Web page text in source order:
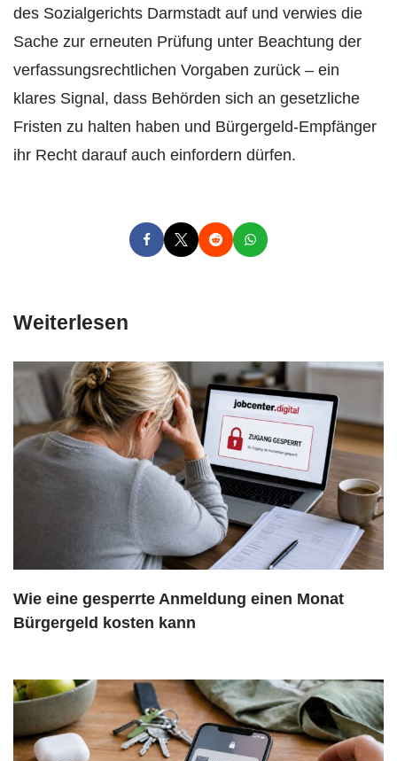
des Sozialgerichts Darmstadt auf und verwies die
Sache zur erneuten Prüfung unter Beachtung der
verfassungsrechtlichen Vorgaben zurück – ein
klares Signal, dass Behörden sich an gesetzliche
Fristen zu halten haben und Bürgergeld-Empfänger
ihr Recht darauf auch einfordern dürfen.
Weiterlesen
Wie eine gesperrte Anmeldung einen Monat
Bürgergeld kosten kann